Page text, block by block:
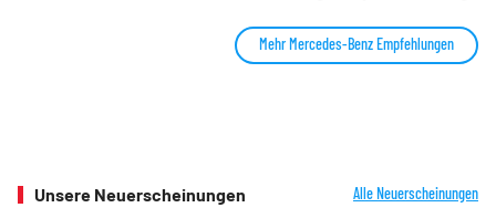
Mehr Mercedes-Benz Empfehlungen
Unsere Neuerscheinungen Alle Neuerscheinungen